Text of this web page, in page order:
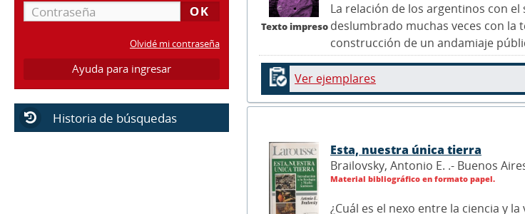
Olvidé mi contraseña
Ayuda para ingresar
Historia de búsquedas
Texto impreso
La relación de los argentinos con
deslumbrado muchas veces con la
construcción de un andamiaje
Ver ejemplares
Esta, nuestra única tierra
Brailovsky, Antonio E. .- Buenos
Material bibliográfico en formato papel.
¿Cuál es el nexo entre la ciencia y